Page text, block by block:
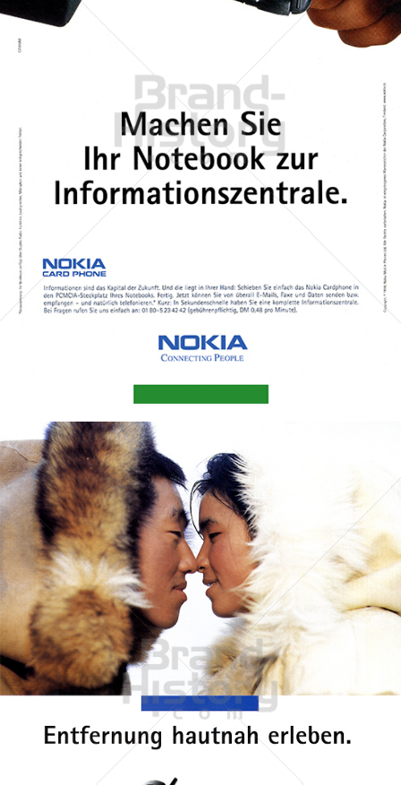
NOKIA NOKIA AUSTRIA GmbH 1998
NOKIA AUSTRIA GmbH